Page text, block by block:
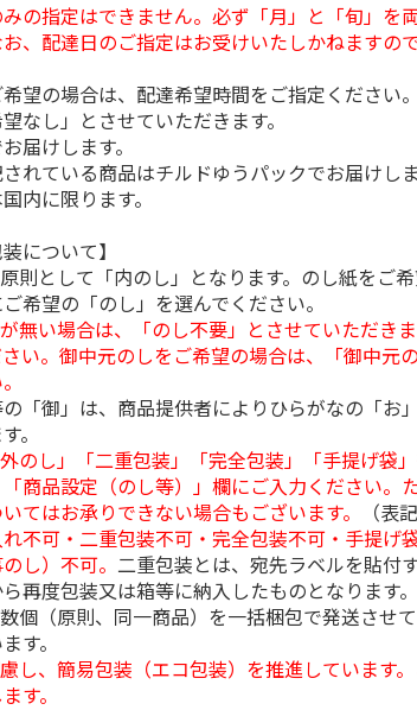
の指定はできません。必ず「月」と「旬」を
、配達日のご指定はお受けいたしかねますの
望の場合は、配達希望時間をご指定ください
なし」とさせていただきます。
届けします。
れている商品はチルドゆうパックでお届けしま
内に限ります。
について】
則として「内のし」となります。のし紙をご
希望の「のし」を選んでください。
無い場合は、「のし不要」とさせていただき
い。御中元のしをご希望の場合は、「御中元
「御」は、商品提供者によりひらがなの「お
。
外のし」「二重包装」「完全包装」「手提げ袋
商品設定（のし等）」欄にご入力ください。た
てはお承りできない場合もございます。
（表
不可・二重包装不可・完全包装不可・手提げ
し）不可。 二重包装とは、宛先ラベルを貼付
再度包装又は箱等に納入したものとなります。
個（原則、同一商品）を一括梱包で発送させ
す。
し、簡易包装（エコ包装）を推進しています
す。